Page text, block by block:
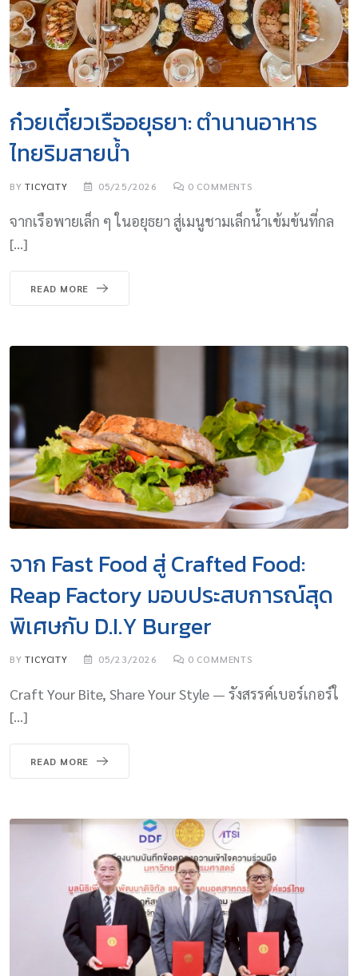
ก๋วยเตี๋ยวเรืออยุธยา: ตำนานอาหาร
ไทยริมสายน้ำ
BYTICYCITY 05/25/2026 0 COMMENTS
จากเรือพายเล็ก ๆ ในอยุธยา สู่เมนูชามเล็กน้ำเข้มข้นที่กล
[…]
READ MORE
จาก Fast Food สู่ Crafted Food:
Reap Factory มอบประสบการณ์สุด
พิเศษกับ D.I.Y Burger
BYTICYCITY 05/23/2026 0 COMMENTS
Craft Your Bite, Share Your Style — รังสรรค์เบอร์เกอร์ใ
[…]
READ MORE